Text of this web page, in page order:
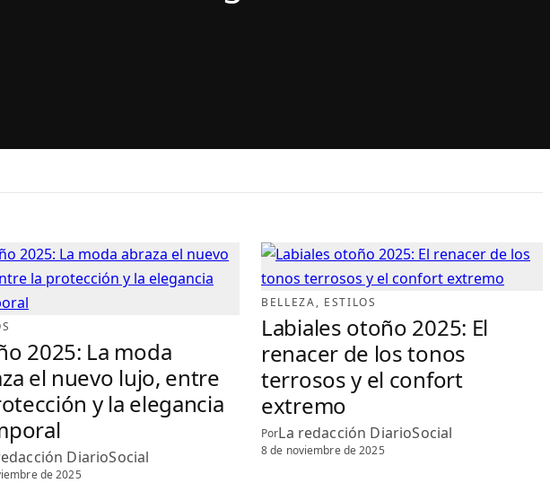
2025: La moda
el nuevo lujo, entre
y la elegancia
DiarioSocial
de 2025
BELLEZA, ESTILOS
Labiales otoño 2025: El
renacer de los tonos
terrosos y el confort
extremo
PorLa redacción DiarioSocial
8 de noviembre de 2025